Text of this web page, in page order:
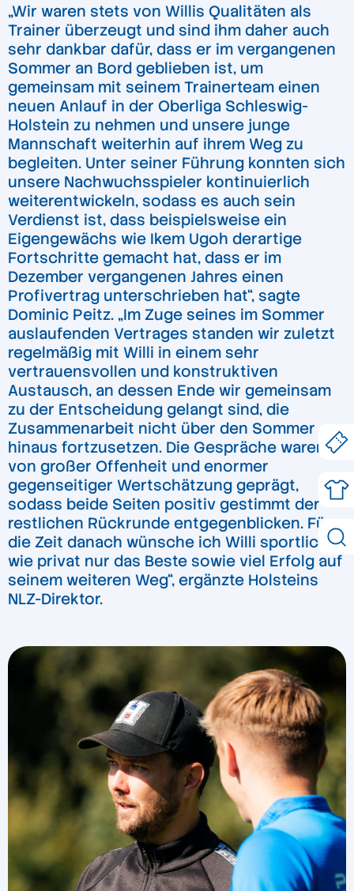
„Wir waren stets von Willis Qualitäten als
Trainer überzeugt und sind ihm daher auch
sehr dankbar dafür, dass er im vergangenen
Sommer an Bord geblieben ist, um
gemeinsam mit seinem Trainerteam einen
neuen Anlauf in der Oberliga Schleswig-
Holstein zu nehmen und unsere junge
Mannschaft weiterhin auf ihrem Weg zu
begleiten. Unter seiner Führung konnten sich
unsere Nachwuchsspieler kontinuierlich
weiterentwickeln, sodass es auch sein
Verdienst ist, dass beispielsweise ein
Eigengewächs wie Ikem Ugoh derartige
Fortschritte gemacht hat, dass er im
Dezember vergangenen Jahres einen
Profivertrag unterschrieben hat“, sagte
Dominic Peitz. „Im Zuge seines im Sommer
auslaufenden Vertrages standen wir zuletzt
regelmäßig mit Willi in einem sehr
vertrauensvollen und konstruktiven
Austausch, an dessen Ende wir gemeinsam
zu der Entscheidung gelangt sind, die
Zusammenarbeit nicht über den Sommer
hinaus fortzusetzen. Die Gespräche waren
von großer Offenheit und enormer
gegenseitiger Wertschätzung geprägt,
sodass beide Seiten positiv gestimmt der
restlichen Rückrunde entgegenblicken. Für
die Zeit danach wünsche ich Willi sportlich
wie privat nur das Beste sowie viel Erfolg auf
seinem weiteren Weg“, ergänzte Holsteins
NLZ-Direktor.